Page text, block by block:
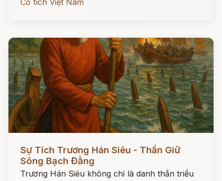
Cổ tích Việt Nam
Sự Tích Trương Hán Siêu - Thần Giữ
Sông Bạch Đằng
Trương Hán Siêu không chỉ là danh thần triều